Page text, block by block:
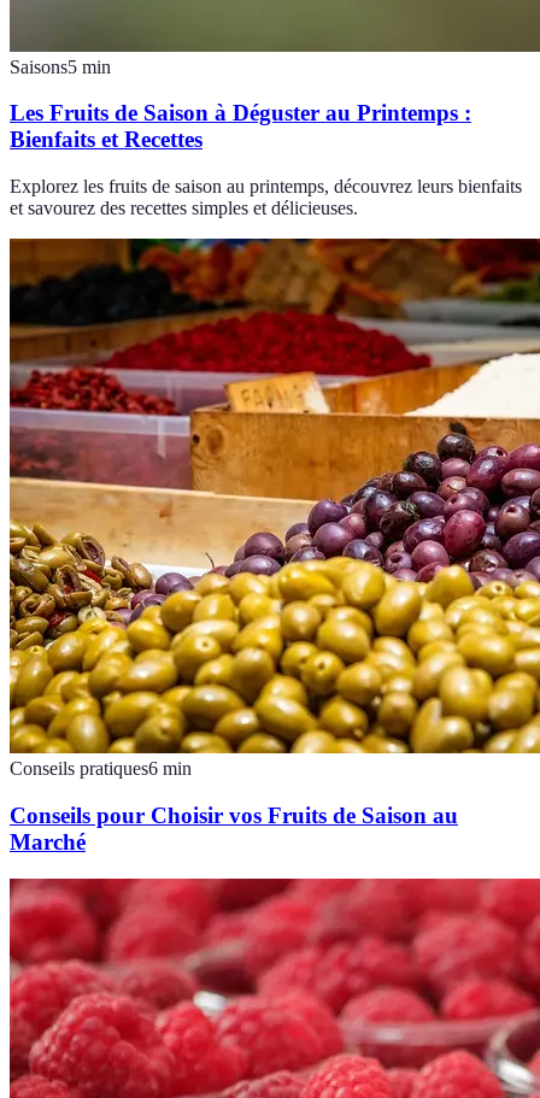
Saisons5 min
Les Fruits de Saison à Déguster au Printemps :
Bienfaits et Recettes
Explorez les fruits de saison au printemps, découvrez leurs bienfaits
et savourez des recettes simples et délicieuses.
Conseils pratiques6 min
Conseils pour Choisir vos Fruits de Saison au
Marché